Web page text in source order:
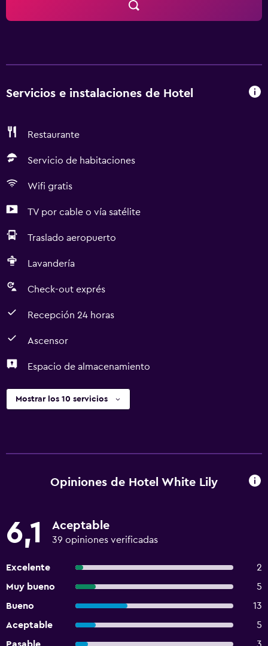
todo lo que ofrece la zona. Asimismo, Jantar Mantar, Hawa
Mahal y City Palace quedan a solo un trayecto de diez
Servicios e instalaciones de Hotel
Restaurante
Servicio de habitaciones
Wifi gratis
TV por cable o vía satélite
Traslado aeropuerto
Lavandería
Check-out exprés
Recepción 24 horas
Ascensor
Espacio de almacenamiento
Mostrar los 10 servicios
Opiniones de Hotel White Lily
6,1 Aceptable
39 opiniones verificadas
Excelente
2
Muy bueno
5
Bueno
13
Aceptable
5